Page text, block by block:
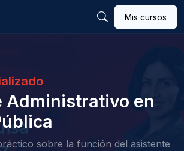
Mis cursos
Administrativo en
sobre la función del asistente